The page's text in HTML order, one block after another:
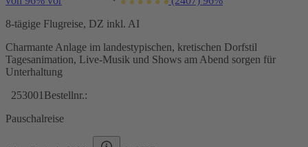
8-tägige Flugreise, DZ inkl. AI
Charmante Anlage im landestypischen, kretischen Dorfstil
Tagesanimation, Live-Musik und Shows am Abend sorgen für
Unterhaltung
253001 Bestellnr.:
Pauschalreise